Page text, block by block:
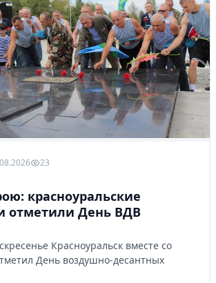
23
красноуральские
отметили День ВДВ
Красноуральск вместе со
День воздушно-десантных